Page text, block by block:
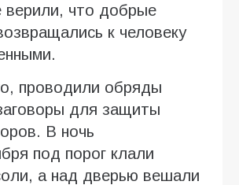
верили, что добрые
к человеку
проводили обряды
для защиты
В ночь
под порог клали
а над дверью вешали